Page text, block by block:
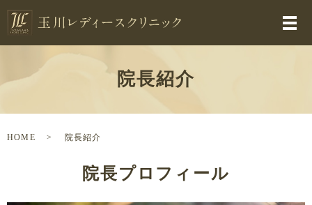
院長紹介
HOME 院長紹介
院長プロフィール